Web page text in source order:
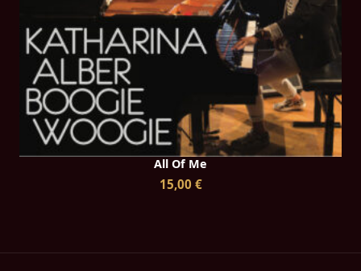
All Of Me
15,00 €